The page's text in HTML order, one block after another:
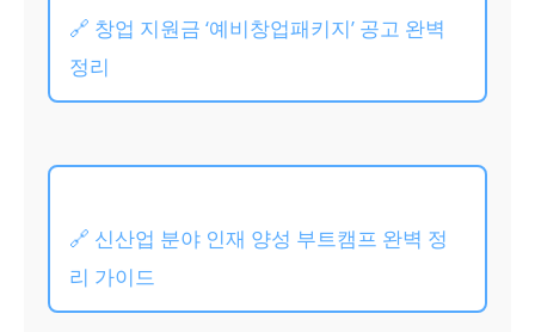
🔗 창업 지원금 ‘예비창업패키지’ 공고 완벽
정리
🔗 신산업 분야 인재 양성 부트캠프 완벽 정
리 가이드